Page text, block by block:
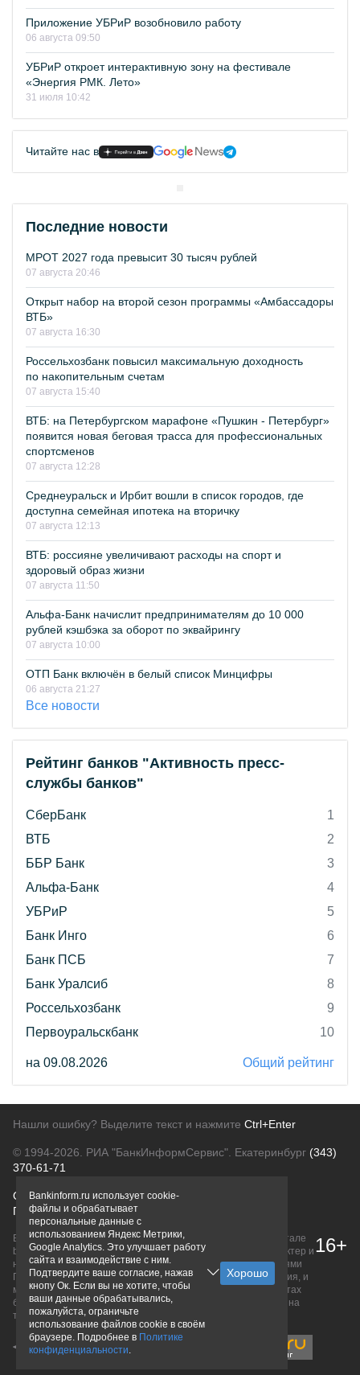
Приложение УБРиР возобновило работу
06 августа 09:50
УБРиР откроет интерактивную зону на фестивале
«Энергия РМК. Лето»
31 июля 10:42
Читайте нас в
Последние новости
МРОТ 2027 года превысит 30 тысяч рублей
07 августа 20:46
Открыт набор на второй сезон программы «Амбассадоры
ВТБ»
07 августа 16:30
Россельхозбанк повысил максимальную доходность
по накопительным счетам
07 августа 15:40
ВТБ: на Петербургском марафоне «Пушкин - Петербург»
появится новая беговая трасса для профессиональных
спортсменов
07 августа 12:28
Среднеуральск и Ирбит вошли в список городов, где
доступна семейная ипотека на вторичку
07 августа 12:13
ВТБ: россияне увеличивают расходы на спорт и
здоровый образ жизни
07 августа 11:50
Альфа-Банк начислит предпринимателям до 10 000
рублей кэшбэка за оборот по эквайрингу
07 августа 10:00
ОТП Банк включён в белый список Минцифры
06 августа 21:27
Все новости
Рейтинг банков "Активность пресс-
службы банков"
СберБанк
1
ВТБ
2
ББР Банк
3
Альфа-Банк
4
УБРиР
5
Банк Инго
6
Банк ПСБ
7
Банк Уралсиб
8
Россельхозбанк
9
Первоуральскбанк
10
на 09.08.2026 Общий рейтинг
Нашли ошибку? Выделите текст и нажмите Ctrl+Enter
© 1994-2026. РИА "БанкИнформСервис". Екатеринбург (343)
370-61-71
О проектеПолитика конфиденциальности
Правовая информацияДля рекламодателей
Вся информация о продуктах банков, размещенная на портале
bankinform.ru, носит исключительно ознакомительный характер и
не является публичной офертой, определяемой положениями
ГК РФ. Информация не содержит точного и полного описания, и
может быть изменена. Конечные условия уточняйте на сайтах
банков или при личном обращении. Исключительное право на
товарные знаки принадлежит их правообладателям.
16+
Bankinform.ru использует cookie-
файлы и обрабатывает
персональные данные с
использованием Яндекс Метрики,
Google Analytics. Это улучшает работу
сайта и взаимодействие с ним.
Подтвердите ваше согласие, нажав
кнопу Ок. Если вы не хотите, чтобы
ваши данные обрабатывались,
пожалуйста, ограничьте
использование файлов cookie в своём
браузере. Подробнее в Политике
конфиденциальности.